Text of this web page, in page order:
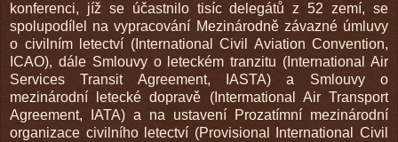
konferenci, jíž se účastnilo tisíc delegátů z 52 zemí, se
spolupodílel na vypracování Mezinárodně závazné úmluvy
o civilním letectví (International Civil Aviation Convention,
ICAO), dále Smlouvy o leteckém tranzitu (International Air
Services Transit Agreement, IASTA) a Smlouvy o
mezinárodní letecké dopravě (Intermational Air Transport
Agreement, IATA) a na ustavení Prozatímní mezinárodní
organizace civilního letectví (Provisional International Civil